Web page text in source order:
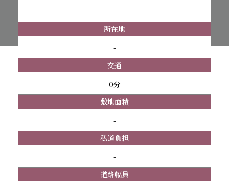
-
所在地
-
交通
0分
敷地面積
-
私道負担
-
道路幅員